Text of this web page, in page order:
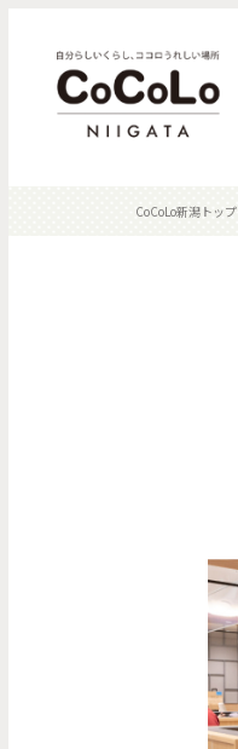
CoCoLo新潟トップ